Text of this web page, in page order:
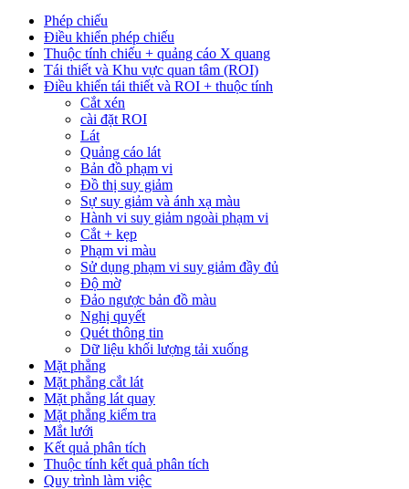
Phép chiếu
Điều khiển phép chiếu
Thuộc tính chiếu + quảng cáo X quang
Tái thiết và Khu vực quan tâm (ROI)
Điều khiển tái thiết và ROI + thuộc tính
Cắt xén
cài đặt ROI
Lát
Quảng cáo lát
Bản đồ phạm vi
Đồ thị suy giảm
Sự suy giảm và ánh xạ màu
Hành vi suy giảm ngoài phạm vi
Cắt + kẹp
Phạm vi màu
Sử dụng phạm vi suy giảm đầy đủ
Độ mờ
Đảo ngược bản đồ màu
Nghị quyết
Quét thông tin
Dữ liệu khối lượng tải xuống
Mặt phẳng
Mặt phẳng cắt lát
Mặt phẳng lát quay
Mặt phẳng kiểm tra
Mắt lưới
Kết quả phân tích
Thuộc tính kết quả phân tích
Quy trình làm việc